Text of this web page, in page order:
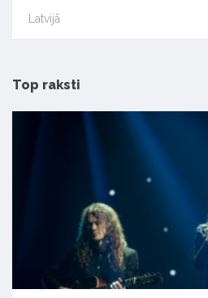
Latvijā
Top raksti